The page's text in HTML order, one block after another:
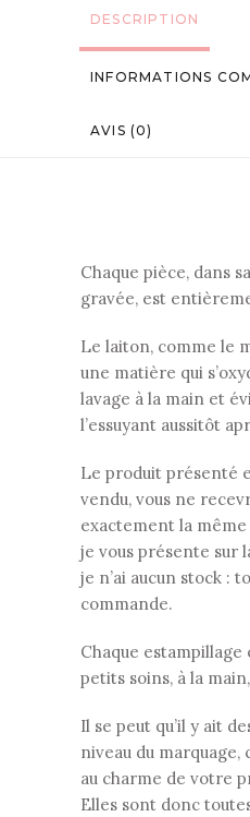
DESCRIPTION
INFORMATIONS
AVIS (0)
Chaque pièce, dans
gravée, est
Le laiton, comme le
une matière qui
lavage à la main et
l’essuyant aussitôt
Le produit présenté
vendu, vous ne
exactement la
je vous présente sur
je n’ai aucun stock :
commande.
Chaque
petits soins, à la
Il se peut qu’il y ait
niveau du marquage,
au charme de votre
Elles sont donc